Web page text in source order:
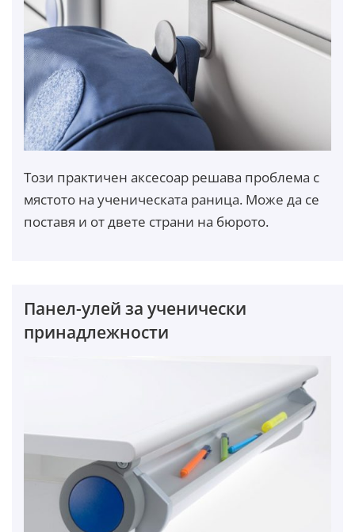
Този практичен аксесоар решава проблема с
мястото на ученическата раница. Може да се
поставя и от двете страни на бюрото.
Панел-улей за ученически
принадлежности